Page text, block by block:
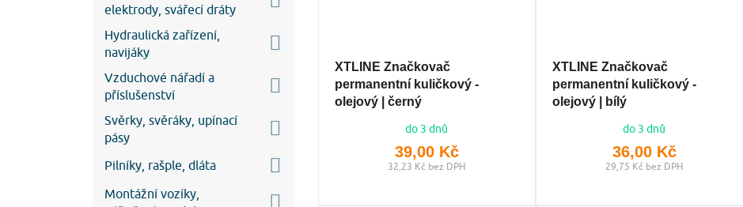
elektrody, svářecí dráty
Hydraulická zařízení,
navijáky
Vzduchové nářadí a
příslušenství
Svěrky, svěráky, upínací
pásy
Pilníky, rašple, dláta
Montážní vozíky,
XTLINE Značkovač
permanentní kuličkový -
olejový | černý
do 3 dnů
39,00 Kč
32,23 Kč bez DPH
XTLINE Značkovač
permanentní kuličkový -
olejový | bílý
do 3 dnů
36,00 Kč
29,75 Kč bez DPH